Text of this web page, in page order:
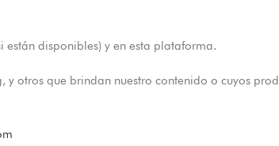
disponibles) y en esta plataforma.
otros que brindan nuestro contenido o cuyos